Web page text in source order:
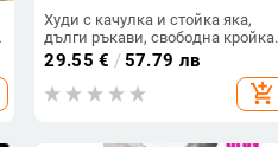
Худи с качулка и стойка яка,
дълги ръкави, свободна кройка,
печат/рисуван дизайн, джоб
патч, спортен стил, за възрастни
29.55 € /57.79 лв
add_shopping_cart